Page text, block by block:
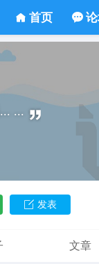
首页
...
发表
文章